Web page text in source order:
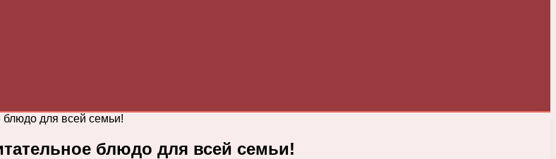
блюдо для всей семьи!
блюдо для всей семьи!